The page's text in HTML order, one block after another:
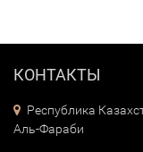
КОНТАКТЫ
Республика
Аль-Фараби